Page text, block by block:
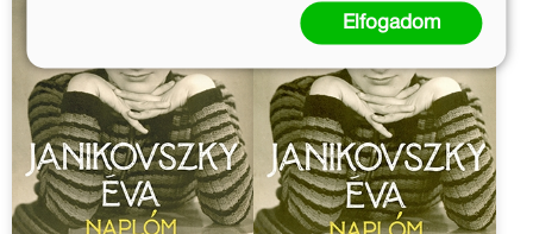
Elfogadom